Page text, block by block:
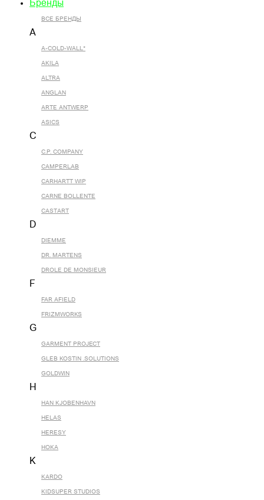
Бренды
ВСЕ БРЕНДЫ
A
A-COLD-WALL*
AKILA
ALTRA
ANGLAN
ARTE ANTWERP
ASICS
C
C.P. COMPANY
CAMPERLAB
CARHARTT WIP
CARNE BOLLENTE
CASTART
D
DIEMME
DR. MARTENS
DROLE DE MONSIEUR
F
FAR AFIELD
FRIZMWORKS
G
GARMENT PROJECT
GLEB KOSTIN .SOLUTIONS
GOLDWIN
H
HAN KJOBENHAVN
HELAS
HERESY
HOKA
K
KARDO
KIDSUPER STUDIOS